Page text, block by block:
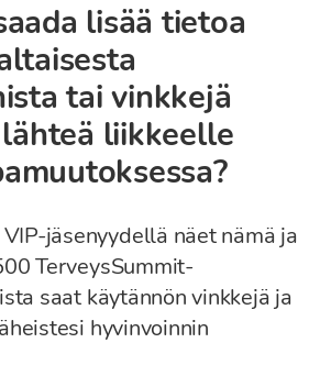
lisää tietoa
tai vinkkejä
liikkeelle
jäsenyydellä näet nämä ja
TerveysSummit-
saat käytännön vinkkejä ja
hyvinvoinnin